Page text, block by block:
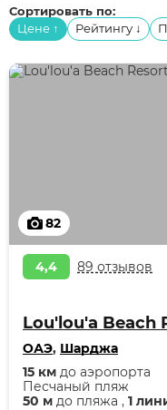
Сортировать по:
Цене ↑ Рейтингу ↓
82
4,4 89 отзывов
Lou'lou'a Beach
ОАЭ, Шарджа
50 м до пляжа , 1
Песчаный пляж
15 км до аэропорта